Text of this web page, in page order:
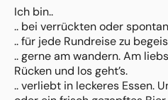
Ich bin..
.. bei verrückten oder
.. für jede Rundreise zu
.. gerne am wandern. Am
Rücken und los geht’s.
.. verliebt in leckeres Essen.